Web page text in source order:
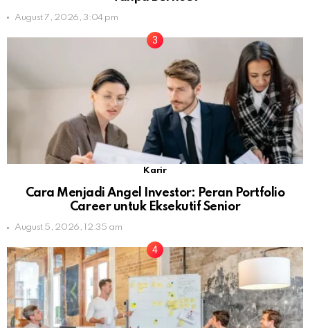
August 7, 2026, 3:04 pm
Karir
Cara Menjadi Angel Investor: Peran Portfolio
Career untuk Eksekutif Senior
August 5, 2026, 12:35 am